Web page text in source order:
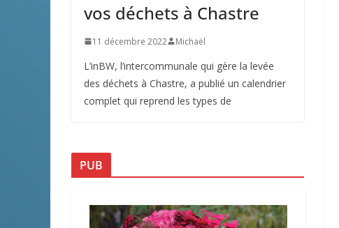
vos déchets à Chastre
11 décembre 2022 Michaël
L’inBW, l’intercommunale qui gère la levée
des déchets à Chastre, a publié un calendrier
complet qui reprend les types de
PUB